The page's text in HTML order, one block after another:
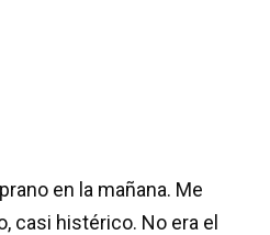
en la mañana. Me
casi histérico. No era el